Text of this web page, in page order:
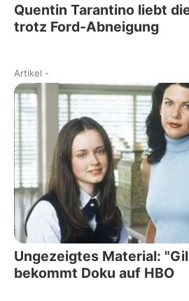
Quentin Tarantino liebt
trotz Ford-Abneigung
Artikel -
Ungezeigtes Material:
bekommt Doku auf HBO